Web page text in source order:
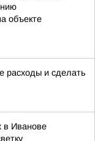
объекте
расходы и сделать
в Иванове